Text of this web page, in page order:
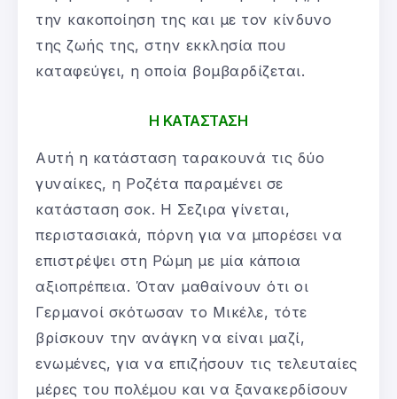
την κακοποίηση της και με τον κίνδυνο
της ζωής της, στην εκκλησία που
καταφεύγει, η οποία βομβαρδίζεται.
Η ΚΑΤΑΣΤΑΣΗ
Αυτή η κατάσταση ταρακουνά τις δύο
γυναίκες, η Ροζέτα παραμένει σε
κατάσταση σοκ. Η Σεζιρα γίνεται,
περιστασιακά, πόρνη για να μπορέσει να
επιστρέψει στη Ρώμη με μία κάποια
αξιοπρέπεια. Όταν μαθαίνουν ότι οι
Γερμανοί σκότωσαν το Μικέλε, τότε
βρίσκουν την ανάγκη να είναι μαζί,
ενωμένες, για να επιζήσουν τις τελευταίες
μέρες του πολέμου και να ξανακερδίσουν